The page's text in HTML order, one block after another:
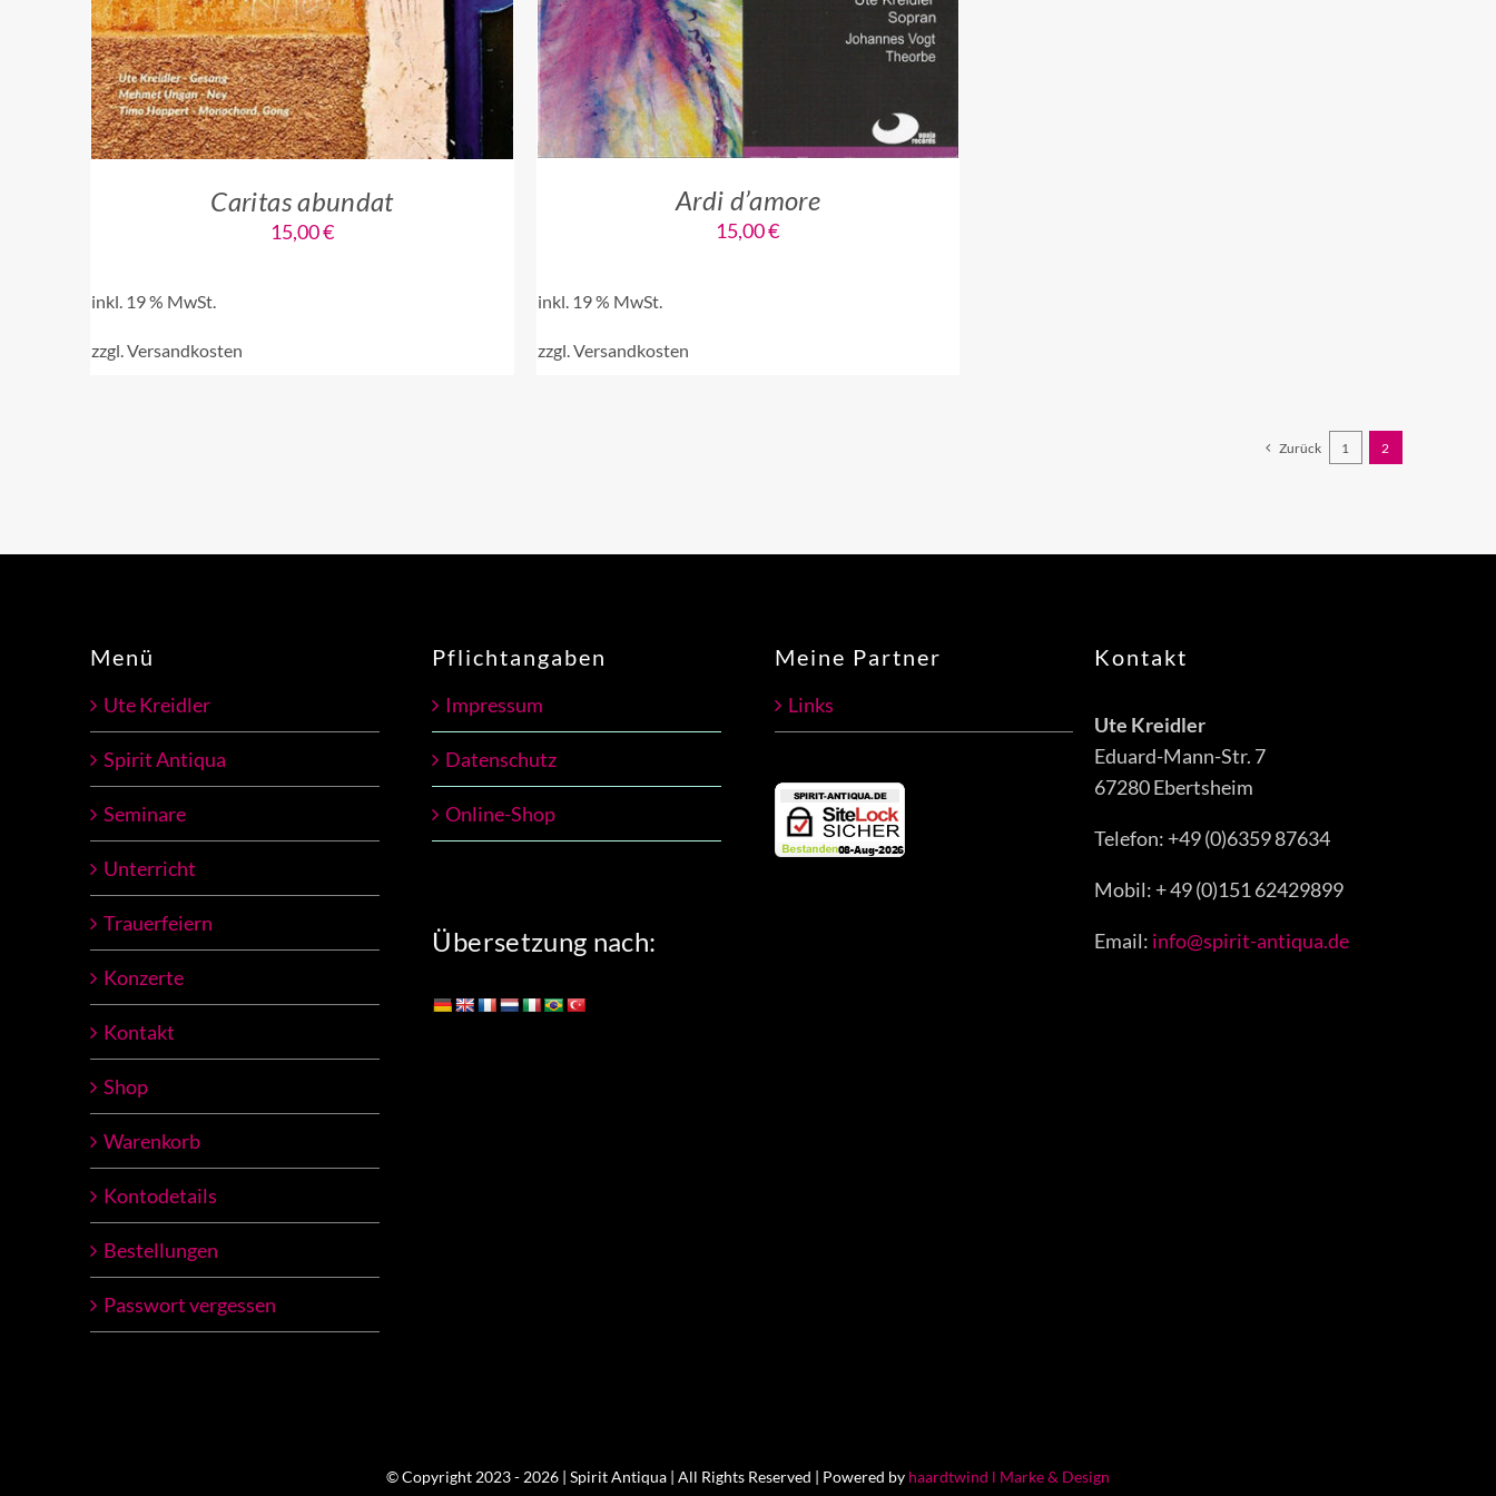
Caritas abundat
15,00€
inkl. 19 % MwSt.
zzgl.Versandkosten
Ardi d’amore
15,00€
inkl. 19 % MwSt.
zzgl.Versandkosten
Zurück 1 2
Menü
Ute Kreidler
Spirit Antiqua
Seminare
Unterricht
Trauerfeiern
Konzerte
Kontakt
Shop
Warenkorb
Kontodetails
Bestellungen
Passwort vergessen
Pflichtangaben
Impressum
Datenschutz
Online-Shop
Übersetzung nach:
Meine Partner
Links
Kontakt
Ute Kreidler
Eduard-Mann-Str. 7
67280 Ebertsheim
Telefon: +49 (0)6359 87634
Mobil: + 49 (0)151 62429899
Email: info@spirit-antiqua.de
© Copyright 2023 - 2026 | Spirit Antiqua | All Rights Reserved | Powered by haardtwind l Marke & Design